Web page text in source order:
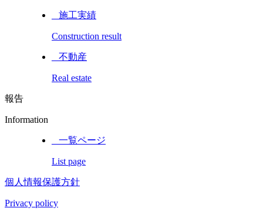
_ 施工実績
Construction result
_ 不動産
Real estate
報告
Information
_ 一覧ページ
List page
個人情報保護方針
Privacy policy